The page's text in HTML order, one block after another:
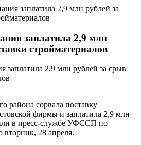
заплатила 2,9 млн рублей за
заплатила 2,9 млн
стройматериалов
района сорвала поставку
фирмы и заплатила 2,9 млн
в пресс-службе УФССП по
вторник, 28 апреля.